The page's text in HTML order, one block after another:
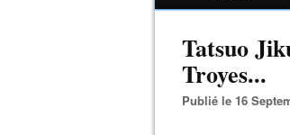
Tatsuo
Troyes...
Publié le 16